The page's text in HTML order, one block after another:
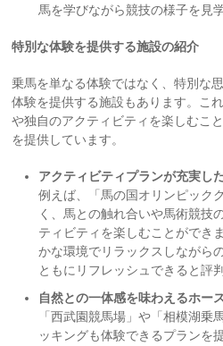
馬を学びながら競技の様子を見
特別な体験を提供する施設の紹介
乗馬を単なる体験ではなく、特別な
体験を提供する施設もあります。こ
や独自のアクティビティを楽しむこ
を提供しています。
アクティビティプランが充実し
例えば、「馬の国オリンピック
く、馬との触れ合いや馬術競技
ティビティを楽しむことができ
かな環境でリラックスしながら
ともにリフレッシュできると評
自然との一体感を味わえるホー
「西武園競馬場」や「相模湖乗
ッキングも体験できるプランを